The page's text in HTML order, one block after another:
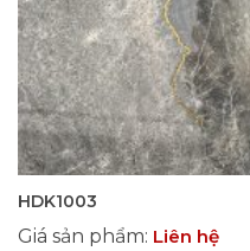
HDK1003
Giá sản phẩm: Liên hệ